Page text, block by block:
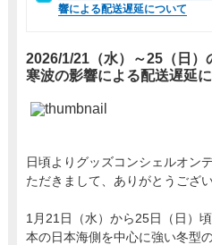
響による配送遅延について
2026/1/21（水）～25（日）
寒波の影響による配送遅延
日頃よりグッズコンシェルオン
ただきまして、ありがとうござい
1月21日（水）から25日（日）
本の日本海側を中心に強い冬型